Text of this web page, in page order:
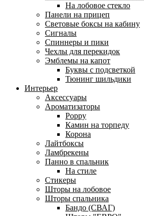
На лобовое стекло
Панели на прицеп
Световые боксы на кабину
Сигналы
Спиннеры и пики
Чехлы для перекидок
Эмблемы на капот
Буквы с подсветкой
Тюнинг шильдики
Интерьер
Аксессуары
Ароматизаторы
Poppy
Камин на торпеду
Корона
Лайтбоксы
Ламбрекены
Панно в спальник
На стиле
Стикеры
Шторы на лобовое
Шторы спальника
Бандо (СВАГ)